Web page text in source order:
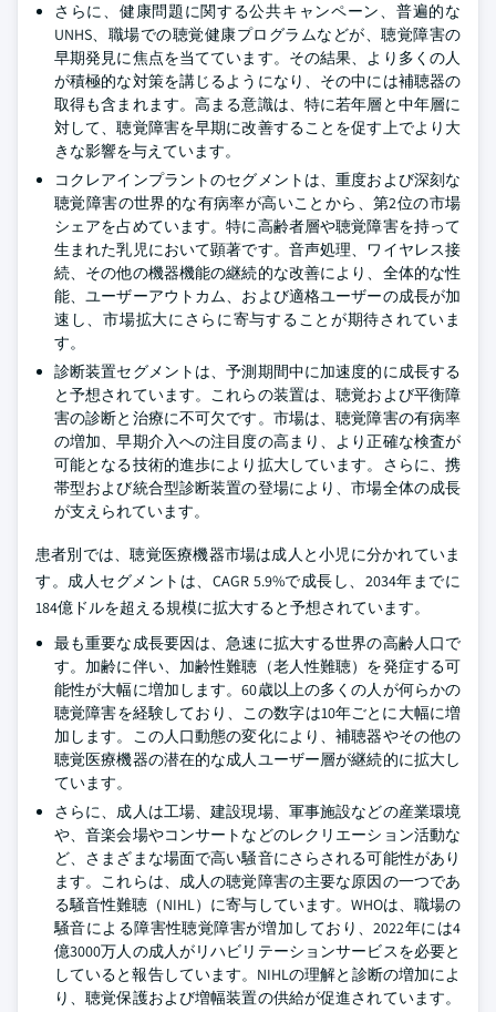
さらに、健康問題に関する公共キャンペーン、普遍的な
UNHS、職場での聴覚健康プログラムなどが、聴覚障害の
早期発見に焦点を当てています。その結果、より多くの人
が積極的な対策を講じるようになり、その中には補聴器の
取得も含まれます。高まる意識は、特に若年層と中年層に
対して、聴覚障害を早期に改善することを促す上でより大
きな影響を与えています。
コクレアインプラントのセグメントは、重度および深刻な
聴覚障害の世界的な有病率が高いことから、第2位の市場
シェアを占めています。特に高齢者層や聴覚障害を持って
生まれた乳児において顕著です。音声処理、ワイヤレス接
続、その他の機器機能の継続的な改善により、全体的な性
能、ユーザーアウトカム、および適格ユーザーの成長が加
速し、市場拡大にさらに寄与することが期待されていま
す。
診断装置セグメントは、予測期間中に加速度的に成長する
と予想されています。これらの装置は、聴覚および平衡障
害の診断と治療に不可欠です。市場は、聴覚障害の有病率
の増加、早期介入への注目度の高まり、より正確な検査が
可能となる技術的進歩により拡大しています。さらに、携
帯型および統合型診断装置の登場により、市場全体の成長
が支えられています。
患者別では、聴覚医療機器市場は成人と小児に分かれていま
す。成人セグメントは、CAGR 5.9%で成長し、2034年までに
184億ドルを超える規模に拡大すると予想されています。
最も重要な成長要因は、急速に拡大する世界の高齢人口で
す。加齢に伴い、加齢性難聴（老人性難聴）を発症する可
能性が大幅に増加します。60歳以上の多くの人が何らかの
聴覚障害を経験しており、この数字は10年ごとに大幅に増
加します。この人口動態の変化により、補聴器やその他の
聴覚医療機器の潜在的な成人ユーザー層が継続的に拡大し
ています。
さらに、成人は工場、建設現場、軍事施設などの産業環境
や、音楽会場やコンサートなどのレクリエーション活動な
ど、さまざまな場面で高い騒音にさらされる可能性があり
ます。これらは、成人の聴覚障害の主要な原因の一つであ
る騒音性難聴（NIHL）に寄与しています。WHOは、職場の
騒音による障害性聴覚障害が増加しており、2022年には4
億3000万人の成人がリハビリテーションサービスを必要と
していると報告しています。NIHLの理解と診断の増加によ
り、聴覚保護および増幅装置の供給が促進されています。